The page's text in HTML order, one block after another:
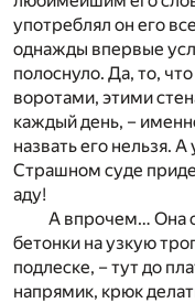
употреблял он его
однажды впервые
полоснуло. Да, то,
воротами, этими
каждый день, –
назвать его нельзя.
Страшном суде
аду!
А впрочем… Она
бетонки на узкую
подлеске, – тут до
напрямик, крюк